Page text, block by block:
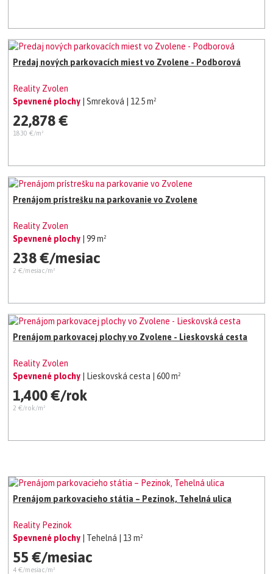
Predaj nových parkovacích miest vo Zvolene - Podborová
Reality Zvolen
Spevnené plochy
| Smreková | 12.5 m²
22,878 €
1830 €/m²
Prenájom prístrešku na parkovanie vo Zvolene
Reality Zvolen
Spevnené plochy
| 99 m²
238 €/mesiac
2 €/mesiac/m²
Prenájom parkovacej plochy vo Zvolene - Lieskovská cesta
Reality Zvolen
Spevnené plochy
| Lieskovská cesta | 600 m²
1,400 €/rok
2 €/rok/m²
Prenájom parkovacieho státia – Pezinok, Tehelná ulica
Reality Pezinok
Spevnené plochy
| Tehelná | 13 m²
55 €/mesiac
4 €/mesiac/m²